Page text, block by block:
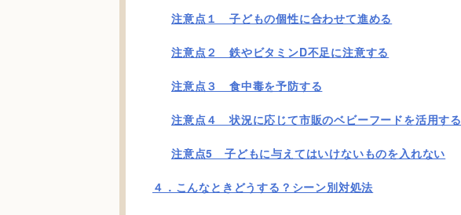
注意点１ 子どもの個性に合わせて進める
注意点２ 鉄やビタミンD不足に注意する
注意点３ 食中毒を予防する
注意点４ 状況に応じて市販のベビーフードを活用する
注意点5 子どもに与えてはいけないものを入れない
４．こんなときどうする？シーン別対処法